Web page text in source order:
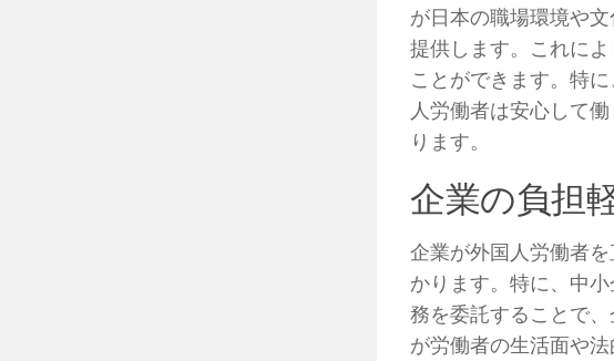
が日本の職場環境や
提供します。これに
ことができます。特
人労働者は安心して
ります。
企業の負担
企業が外国人労働者
かります。特に、中
務を委託することで
が労働者の生活面や